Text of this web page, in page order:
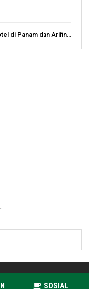
di Panam dan Arifin…
SOSIAL